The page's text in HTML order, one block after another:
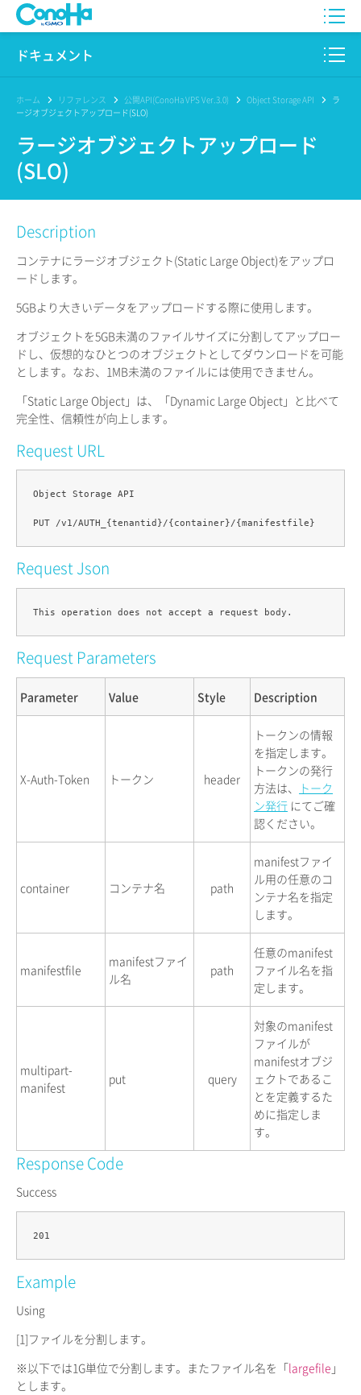
WING
AI Canvas
サービス一覧
サポート
ドキュメント
このサイトについて
プロダクト
リファレンス
ホーム リファレンス 公開API(ConoHa VPS Ver.3.0) Object Storage API
ラ
ージオブジェクトアップロード(SLO)
ラージオブジェクトアップロード
(SLO)
Description
コンテナにラージオブジェクト(Static Large Object)をアップロ
ードします。
5GBより大きいデータをアップロードする際に使用します。
オブジェクトを5GB未満のファイルサイズに分割してアップロー
ドし、仮想的なひとつのオブジェクトとしてダウンロードを可能
とします。なお、1MB未満のファイルには使用できません。
「Static Large Object」は、「Dynamic Large Object」と比べて
完全性、信頼性が向上します。
Request URL
Object Storage API
Request Json
Request Parameters
Parameter Value Style Description
X-Auth-Token トークン header
トークンの情報
を指定します。
トークンの発行
方法は、
トーク
ン発行 にてご確
認ください。
container コンテナ名 path
manifestファイ
ル用の任意のコ
ンテナ名を指定
します。
manifestfile
manifestファイ
ル名
path
任意のmanifest
ファイル名を指
定します。
multipart-
manifest
put query
対象のmanifest
ファイルが
manifestオブジ
ェクトであるこ
とを定義するた
めに指定しま
す。
Response Code
Success
Example
Using
[1]ファイルを分割します。
※以下では1G単位で分割します。またファイル名を「largefile 」
とします。